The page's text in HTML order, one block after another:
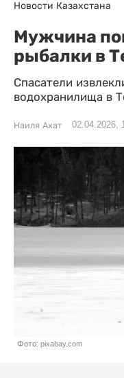
Новости Казахстана
Мужчина
рыбалки в
Спасатели
водохранилища в
Наиля Ахат 02.04.2026,
Фото: pixabay.com